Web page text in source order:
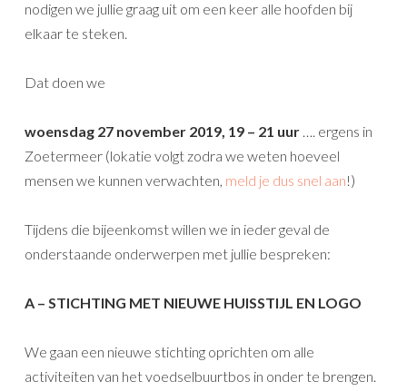
nodigen we jullie graag uit om een keer alle hoofden bij
elkaar te steken.
Dat doen we
woensdag 27 november 2019, 19 – 21 uur …. ergens in
Zoetermeer (lokatie volgt zodra we weten hoeveel
mensen we kunnen verwachten, meld je dus snel aan!)
Tijdens die bijeenkomst willen we in ieder geval de
onderstaande onderwerpen met jullie bespreken:
A – STICHTING MET NIEUWE HUISSTIJL EN LOGO
We gaan een nieuwe stichting oprichten om alle
activiteiten van het voedselbuurtbos in onder te brengen.